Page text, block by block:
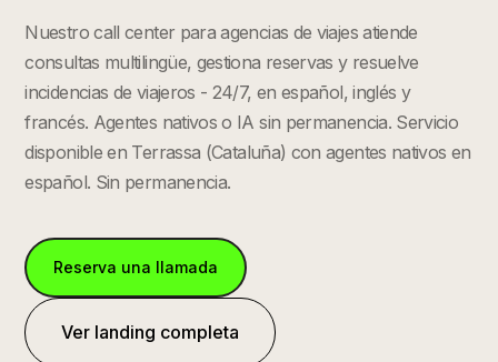
Nuestro call center para agencias de viajes atiende
consultas multilingüe, gestiona reservas y resuelve
incidencias de viajeros - 24/7, en español, inglés y
francés. Agentes nativos o IA sin permanencia.Servicio
disponible en Terrassa (Cataluña) con agentes nativos en
español. Sin permanencia.
Reserva una llamada
Ver landing completa